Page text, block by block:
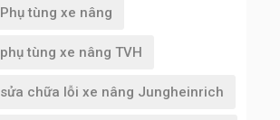
Phụ tùng xe nâng
phụ tùng xe nâng TVH
sửa chữa lỗi xe nâng Jungheinrich